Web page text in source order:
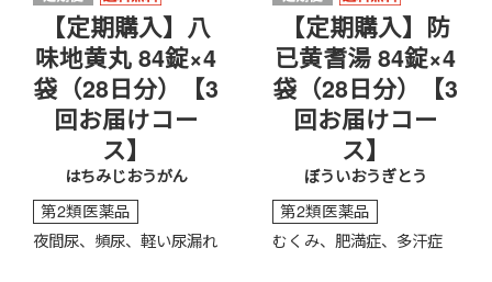
【定期購入】八
味地黄丸 84錠×4
袋（28日分）【3
回お届けコー
ス】
はちみじおうがん
第2類医薬品
夜間尿、頻尿、軽い尿漏れ
【定期購入】防
已黄耆湯 84錠×4
袋（28日分）【3
回お届けコー
ス】
ぼういおうぎとう
第2類医薬品
むくみ、肥満症、多汗症